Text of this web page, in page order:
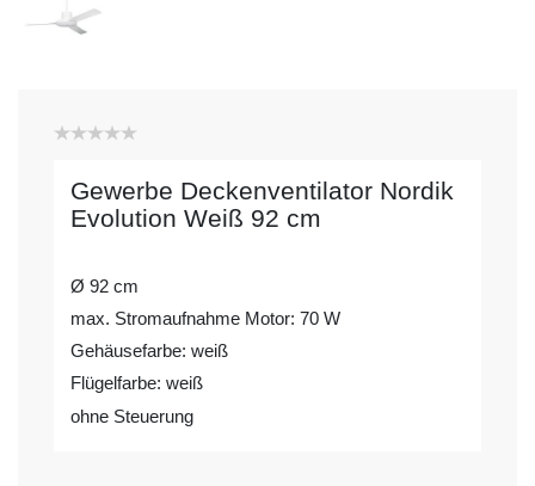
Gewerbe Deckenventilator Nordik
Evolution Weiß 92 cm
Ø 92 cm
max. Stromaufnahme Motor: 70 W
Gehäusefarbe: weiß
Flügelfarbe: weiß
ohne Steuerung